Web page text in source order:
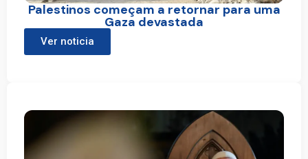
Palestinos começam a retornar para uma
Gaza devastada
Ver noticia